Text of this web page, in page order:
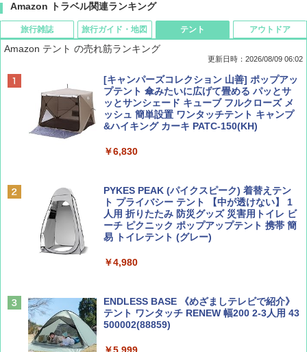
Amazon トラベル関連ランキング
旅行雑誌
BE-PAL(ビ-パル) 2026年 9 月号【特別付録:
SOTO ミニマル"旅"財布 ランダム2種】
￥1,500
￥713
旅行ガイド・地図
地球の歩き方 スター・ウォーズ
￥2,695
￥2,479
力的な町 2026～2027 地球の歩き方D アジア
テント
Amazon テント の売れ筋ランキング
更新日時：2026/08/09 06:02
[キャンパーズコレクション 山善] ポップアッ
プテント 傘みたいに広げて畳める パッとサ
ッとサンシェード キューブ フルクローズ メ
ッシュ 簡単設置 ワンタッチテント キャンプ
&ハイキング カーキ PATC-150(KH)
￥6,830
PYKES PEAK (パイクスピーク) 着替えテン
ト プライバシー テント 【中が透けない】 1
人用 折りたたみ 防災グッズ 災害用トイレ ビ
ーチ ピクニック ポップアップテント 携帯 簡
易 トイレテント (グレー)
￥4,980
ENDLESS BASE 《めざましテレビで紹介》
テント ワンタッチ RENEW 幅200 2-3人用 43
500002(88859)
アウトドア